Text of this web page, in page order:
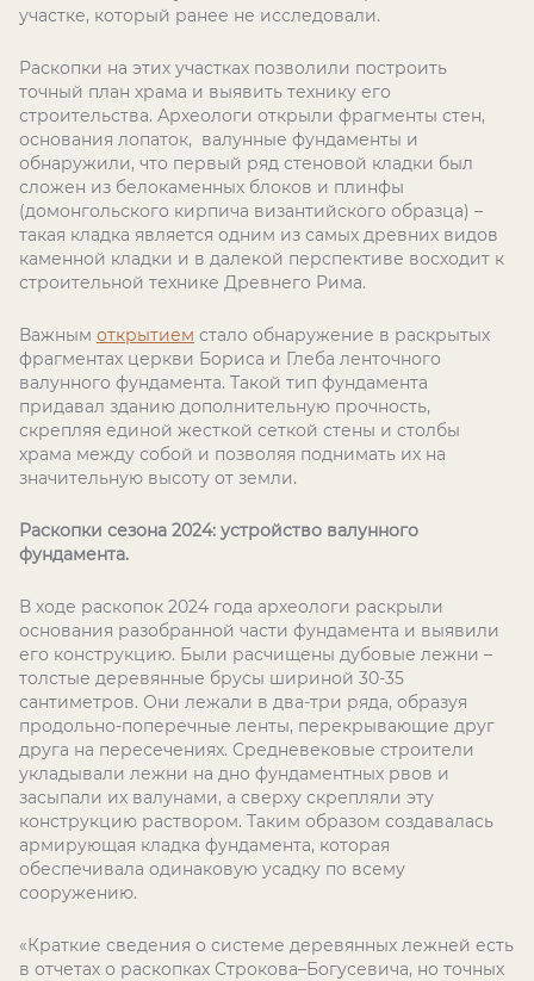
участке, который ранее не исследовали.
Раскопки на этих участках позволили построить
точный план храма и выявить технику его
строительства. Археологи открыли фрагменты стен,
основания лопаток, валунные фундаменты и
обнаружили, что первый ряд стеновой кладки был
сложен из белокаменных блоков и плинфы
(домонгольского кирпича византийского образца) –
такая кладка является одним из самых древних видов
каменной кладки и в далекой перспективе восходит к
строительной технике Древнего Рима.
Важным открытием стало обнаружение в раскрытых
фрагментах церкви Бориса и Глеба ленточного
валунного фундамента. Такой тип фундамента
придавал зданию дополнительную прочность,
скрепляя единой жесткой сеткой стены и столбы
храма между собой и позволяя поднимать их на
значительную высоту от земли.
Раскопки сезона 2024: устройство валунного
фундамента.
В ходе раскопок 2024 года археологи раскрыли
основания разобранной части фундамента и выявили
его конструкцию. Были расчищены дубовые лежни –
толстые деревянные брусы шириной 30-35
сантиметров. Они лежали в два-три ряда, образуя
продольно-поперечные ленты, перекрывающие друг
друга на пересечениях. Средневековые строители
укладывали лежни на дно фундаментных рвов и
засыпали их валунами, а сверху скрепляли эту
конструкцию раствором. Таким образом создавалась
армирующая кладка фундамента, которая
обеспечивала одинаковую усадку по всему
сооружению.
«Краткие сведения о системе деревянных лежней есть
в отчетах о раскопках Строкова–Богусевича, но точных